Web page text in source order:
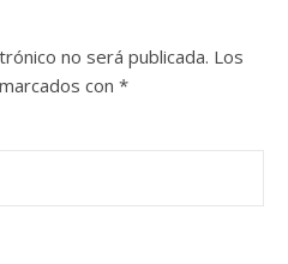
no será publicada. Los
con *